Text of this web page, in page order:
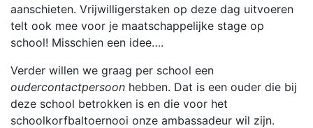
aanschieten. Vrijwilligerstaken op deze dag uitvoeren
telt ook mee voor je maatschappelijke stage op
school! Misschien een idee….
Verder willen we graag per school een
oudercontactpersoon hebben. Dat is een ouder die bij
deze school betrokken is en die voor het
schoolkorfbaltoernooi onze ambassadeur wil zijn.